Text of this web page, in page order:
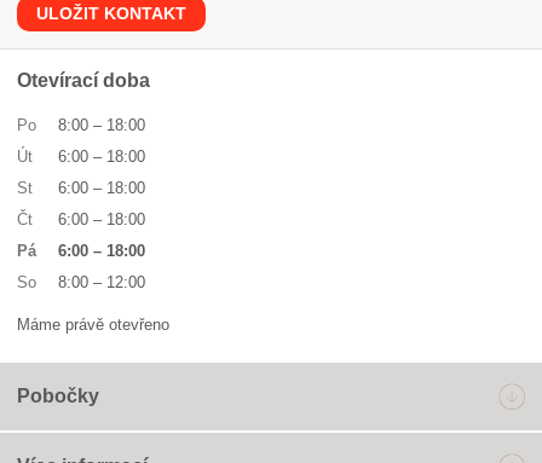
ULOŽIT KONTAKT
Otevírací doba
Po 8:00 – 18:00
Út
6:00 – 18:00
St
6:00 – 18:00
Čt
6:00 – 18:00
Pá
6:00 – 18:00
So
8:00 – 12:00
Máme právě otevřeno
Pobočky